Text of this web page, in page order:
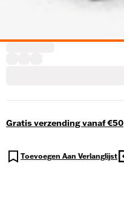
Gratis verzending vanaf €50
Toevoegen Aan Verlanglijst